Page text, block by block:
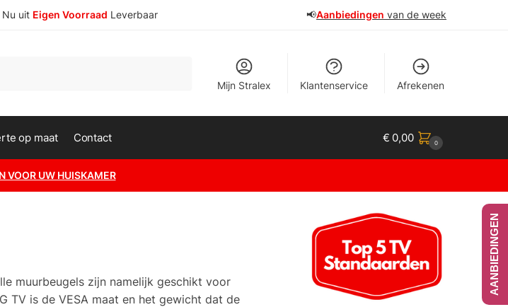
Nu uit Eigen Voorraad Leverbaar 📢Aanbiedingen van de week
Mijn Stralex Klantenservice Afrekenen
op maat Contact € 0,00 0
VOOR UW HUISKAMER
muurbeugels zijn namelijk geschikt voor
TV is de VESA maat en het gewicht dat de
AANBIEDINGEN